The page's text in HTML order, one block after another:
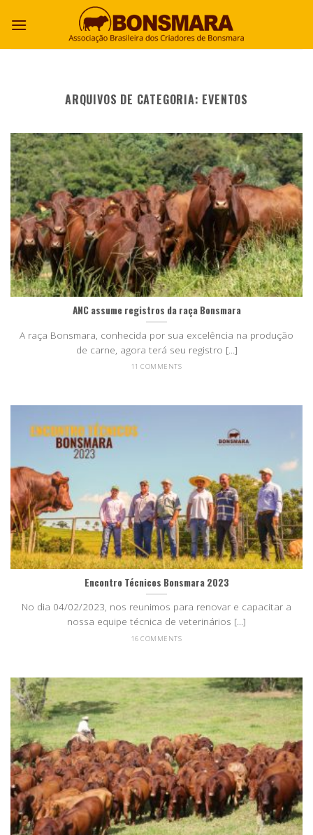
ARQUIVOS DE CATEGORIA: EVENTOS
ANC assume registros da raça Bonsmara
A raça Bonsmara, conhecida por sua excelência na produção
de carne, agora terá seu registro [...]
11 COMMENTS
Encontro Técnicos Bonsmara 2023
No dia 04/02/2023, nos reunimos para renovar e capacitar a
nossa equipe técnica de veterinários [...]
16 COMMENTS